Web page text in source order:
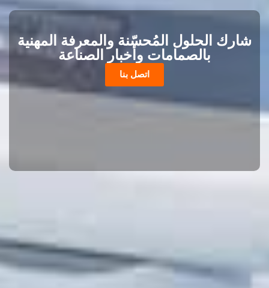
شارك الحلول المُحسّنة والمعرفة المهنية
بالصمامات وأخبار الصناعة
اتصل بنا